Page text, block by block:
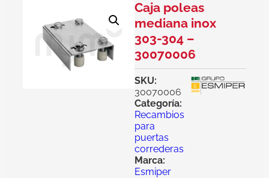
Caja poleas
mediana inox
303-304 –
30070006
SKU:
30070006
Categoría:
Recambios
para
puertas
correderas
Marca:
Esmiper